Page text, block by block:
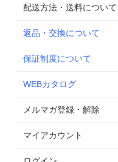
配送方法・送料について
返品・交換について
保証制度について
WEBカタログ
メルマガ登録・解除
マイアカウント